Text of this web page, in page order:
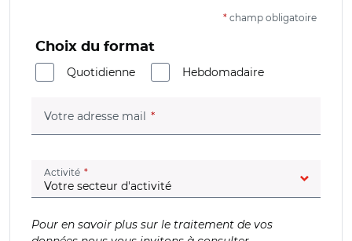
* champ obligatoire
Choix du format
Quotidienne
Hebdomadaire
Votre adresse mail (champ obligatoire)
Activité (champ obligatoire)
Pour en savoir plus sur le traitement de vos